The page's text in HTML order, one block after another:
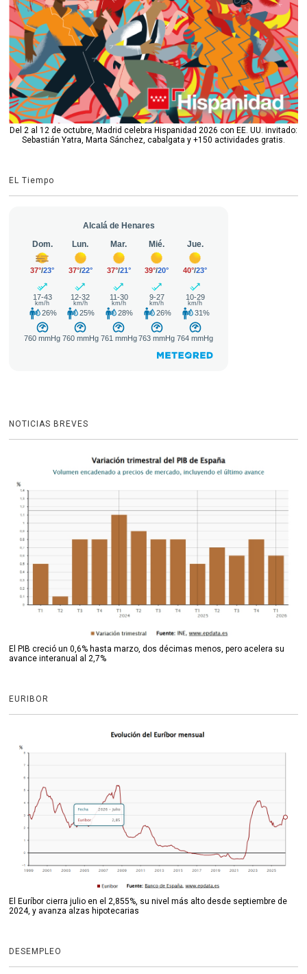
Del 2 al 12 de octubre, Madrid celebra Hispanidad 2026 con EE. UU. invitado:
Sebastián Yatra, Marta Sánchez, cabalgata y +150 actividades gratis.
EL Tiempo
NOTICIAS BREVES
El PIB creció un 0,6% hasta marzo, dos décimas menos, pero acelera su
avance interanual al 2,7%
EURIBOR
El Euríbor cierra julio en el 2,855%, su nivel más alto desde septiembre de
2024, y avanza alzas hipotecarias
DESEMPLEO